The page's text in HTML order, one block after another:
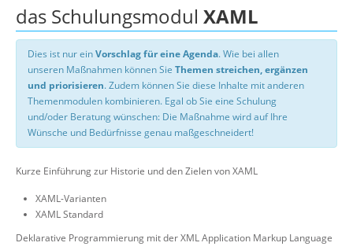
das Schulungsmodul XAML
Dies ist nur einVorschlag für eine Agenda. Wie bei allen
unseren Maßnahmen können Sie Themen streichen, ergänzen
und priorisieren. Zudem können Sie diese Inhalte mit anderen
Themenmodulen kombinieren. Egal ob Sie eine Schulung
und/oder Beratung wünschen: Die Maßnahme wird auf Ihre
Wünsche und Bedürfnisse genau maßgeschneidert!
Kurze Einführung zur Historie und den Zielen von XAML
XAML-Varianten
XAML Standard
Deklarative Programmierung mit der XML Application Markup Language